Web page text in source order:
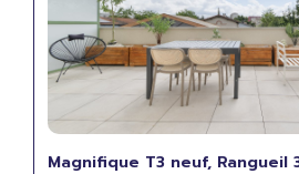
Magnifique T3 neuf, Rangueil